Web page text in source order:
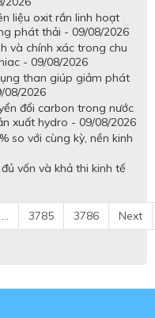
liệu oxit rắn linh hoạt
phát thải - 09/08/2026
và chính xác trong chu
- 09/08/2026
than giúp giảm phát
08/2026
đổi carbon trong nước
xuất hydro - 09/08/2026
so với cùng kỳ, nền kinh
vốn và khả thi kinh tế
... 3785 3786 Next